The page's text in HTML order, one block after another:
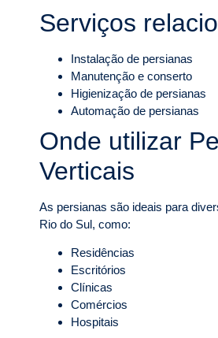
Serviços
Instalação de persianas
Manutenção e conserto
Higienização de persianas
Automação de persianas
Onde utilizar
Verticais
As persianas são ideais para
Rio do Sul, como:
Residências
Escritórios
Clínicas
Comércios
Hospitais